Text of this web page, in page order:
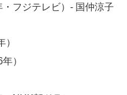
・フジテレビ）- 国仲涼子
）
）